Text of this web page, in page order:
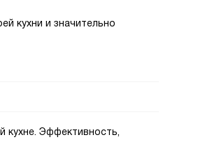
кухни и значительно
Эффективность,